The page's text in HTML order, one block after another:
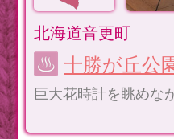
北海道音更町
十勝が丘公
巨大花時計を眺めな